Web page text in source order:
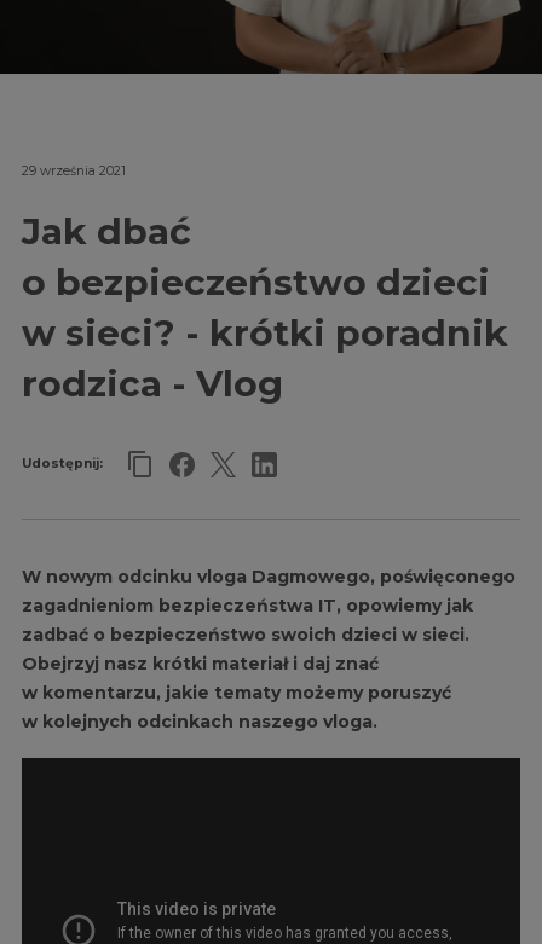
29 września 2021
Jak dbać
o bezpieczeństwo dzieci
w sieci? - krótki poradnik
rodzica - Vlog
Udostępnij:
W nowym odcinku vloga Dagmowego, poświęconego
zagadnieniom bezpieczeństwa IT, opowiemy jak
zadbać o bezpieczeństwo swoich dzieci w sieci.
Obejrzyj nasz krótki materiał i daj znać
w komentarzu, jakie tematy możemy poruszyć
w kolejnych odcinkach naszego vloga.